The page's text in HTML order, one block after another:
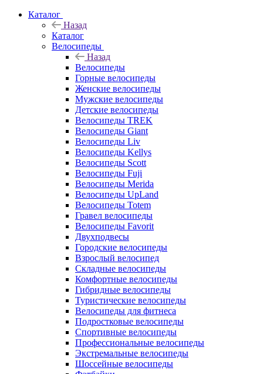
Каталог
Назад
Каталог
Велосипеды
Назад
Велосипеды
Горные велосипеды
Женские велосипеды
Мужские велосипеды
Детские велосипеды
Велосипеды TREK
Велосипеды Giant
Велосипеды Liv
Велосипеды Kellys
Велосипеды Scott
Велосипеды Fuji
Велосипеды Merida
Велосипеды UpLand
Велосипеды Totem
Гравел велосипеды
Велосипеды Favorit
Двухподвесы
Городские велосипеды
Взрослый велосипед
Складные велосипеды
Комфортные велосипеды
Гибридные велосипеды
Туристические велосипеды
Велосипеды для фитнеса
Подростковые велосипеды
Спортивные велосипеды
Профессиональные велосипеды
Экстремальные велосипеды
Шоссейные велосипеды